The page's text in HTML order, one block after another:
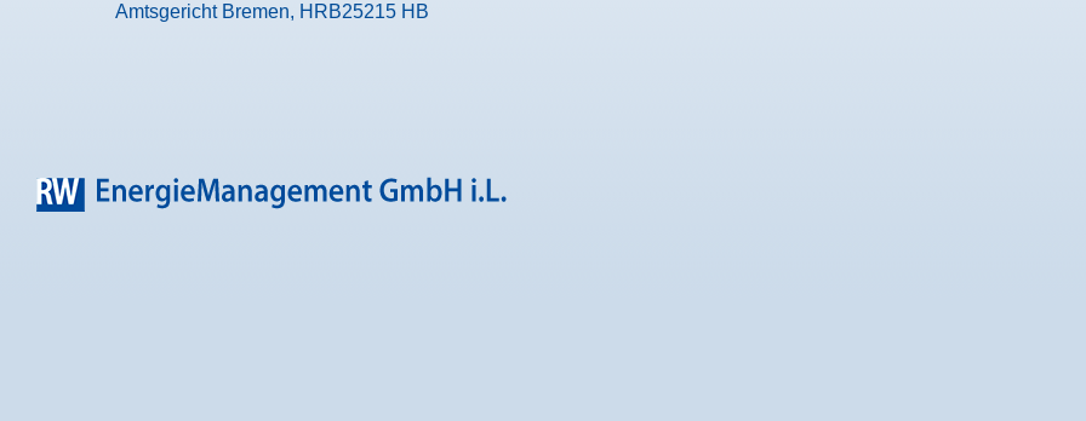
Amtsgericht Bremen, HRB25215 HB